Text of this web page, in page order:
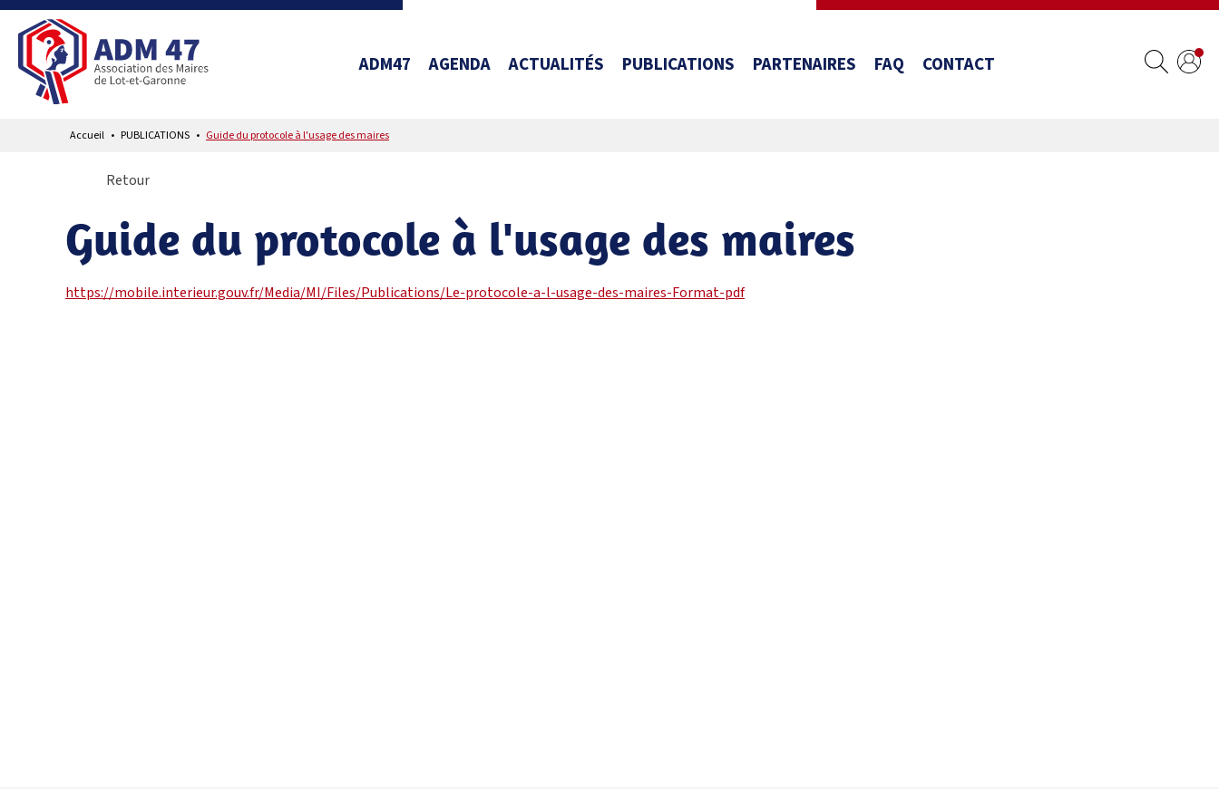
ADM47 AGENDA ACTUALITÉS PUBLICATIONS PARTENAIRES FAQ CONTACT
Accueil PUBLICATIONS Guide du protocole à l'usage des maires
Retour
Guide du protocole à l'usage des maires
https://mobile.interieur.gouv.fr/Media/MI/Files/Publications/Le-protocole-a-l-usage-des-maires-Format-pdf